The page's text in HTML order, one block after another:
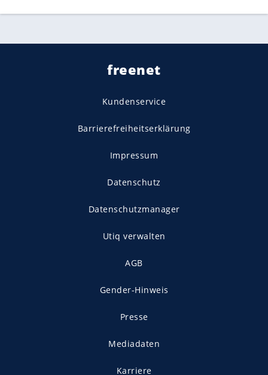
freenet
Kundenservice
Barrierefreiheitserklärung
Impressum
Datenschutz
Datenschutzmanager
Utiq verwalten
AGB
Gender-Hinweis
Presse
Mediadaten
Karriere